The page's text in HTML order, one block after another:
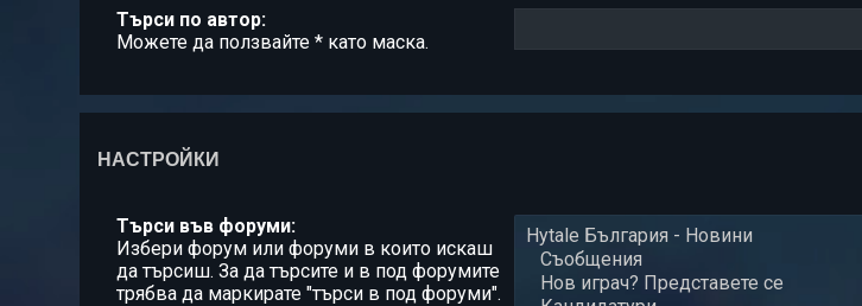
Търси по автор:
Можете да ползвайте * като маска.
НАСТРОЙКИ
Търси във форуми:
Избери форум или форуми в които искаш
да търсиш. За да търсите и в под форумите
трябва да маркирате "търси в под форуми".